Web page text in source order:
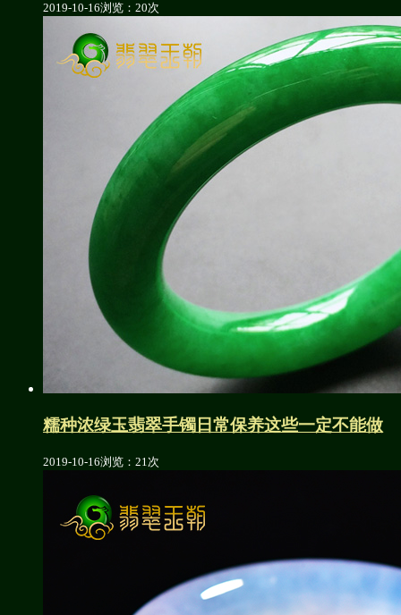
2019-10-16浏览：20次
糯种浓绿玉翡翠手镯日常保养这些一定不能做
2019-10-16浏览：21次